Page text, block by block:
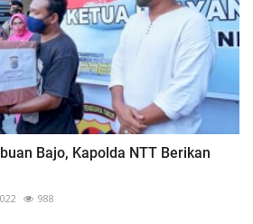
Bajo, Kapolda NTT Berikan
988